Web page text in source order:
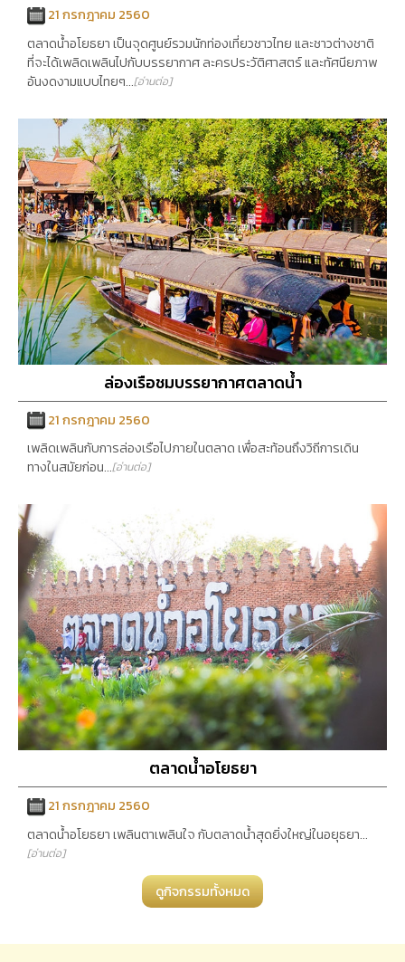
21 กรกฎาคม 2560
ตลาดน้ำอโยธยา เป็นจุดศูนย์รวมนักท่องเที่ยวชาวไทย และชาวต่างชาติ
ที่จะได้เพลิดเพลินไปกับบรรยากาศ ละครประวัติศาสตร์ และทัศนียภาพ
อันงดงามแบบไทยๆ...[อ่านต่อ]
ล่องเรือชมบรรยากาศตลาดน้ำ
21 กรกฎาคม 2560
เพลิดเพลินกับการล่องเรือไปภายในตลาด เพื่อสะท้อนถึงวิถีการเดิน
ทางในสมัยก่อน...[อ่านต่อ]
ตลาดน้ำอโยธยา
21 กรกฎาคม 2560
ตลาดน้ำอโยธยา เพลินตาเพลินใจ กับตลาดน้ำสุดยิ่งใหญ่ในอยุธยา...
[อ่านต่อ]
ดูกิจกรรมทั้งหมด